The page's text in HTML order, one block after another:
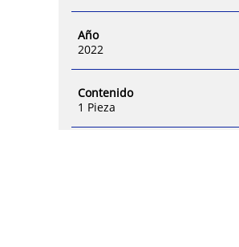
Año
2022
Contenido
1 Pieza